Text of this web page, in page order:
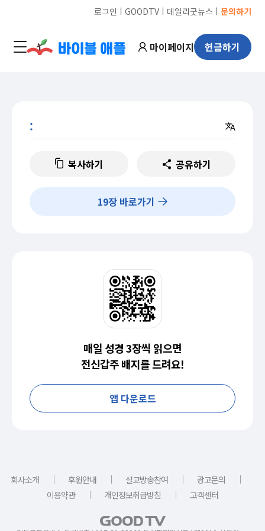
로그인 ㅣ GOODTVㅣ 데일리굿뉴스 ㅣ 문의하기
마이페이지 헌금하기
:
복사하기 공유하기
19장 바로가기
매일 성경 3장씩 읽으면
전신갑주 배지를 드려요!
앱 다운로드
회사소개 ｜ 후원안내 ｜ 설교방송참여 ｜ 광고문의
｜
이용약관
｜ 개인정보취급방침 ｜ 고객센터